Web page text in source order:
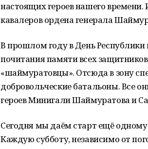
настоящих героев нашего
кавалеров ордена генерала
В прошлом году в День
почитания памяти всех
«шаймуратовцы». Отсюда в зону
добровольческие батальоны. Все
героев Минигали Шаймуратова и
Сегодня мы даём старт ещё
Каждую субботу, независимо от